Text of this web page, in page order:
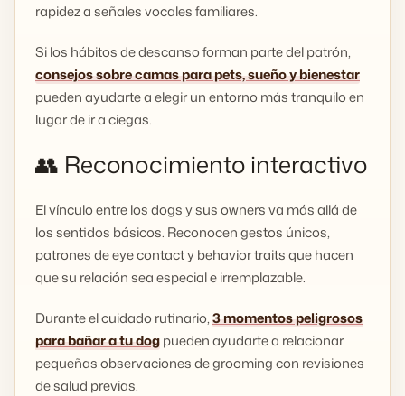
rapidez a señales vocales familiares.
Si los hábitos de descanso forman parte del patrón,
consejos sobre camas para pets, sueño y bienestar
pueden ayudarte a elegir un entorno más tranquilo en
lugar de ir a ciegas.
👥 Reconocimiento interactivo
El vínculo entre los dogs y sus owners va más allá de
los sentidos básicos. Reconocen gestos únicos,
patrones de eye contact y behavior traits que hacen
que su relación sea especial e irremplazable.
Durante el cuidado rutinario,3 momentos peligrosos
para bañar a tu dogpueden ayudarte a relacionar
pequeñas observaciones de grooming con revisiones
de salud previas.